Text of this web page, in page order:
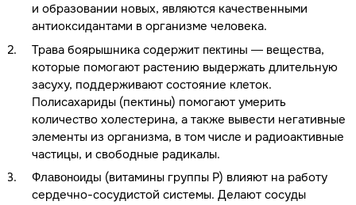
и образовании новых, являются качественными
антиоксидантами в организме человека.
Трава боярышника содержит пектины — вещества,
которые помогают растению выдержать длительную
засуху, поддерживают состояние клеток.
Полисахариды (пектины) помогают умерить
количество холестерина, а также вывести негативные
элементы из организма, в том числе и радиоактивные
частицы, и свободные радикалы.
Флавоноиды (витамины группы Р) влияют на работу
сердечно-сосудистой системы. Делают сосуды